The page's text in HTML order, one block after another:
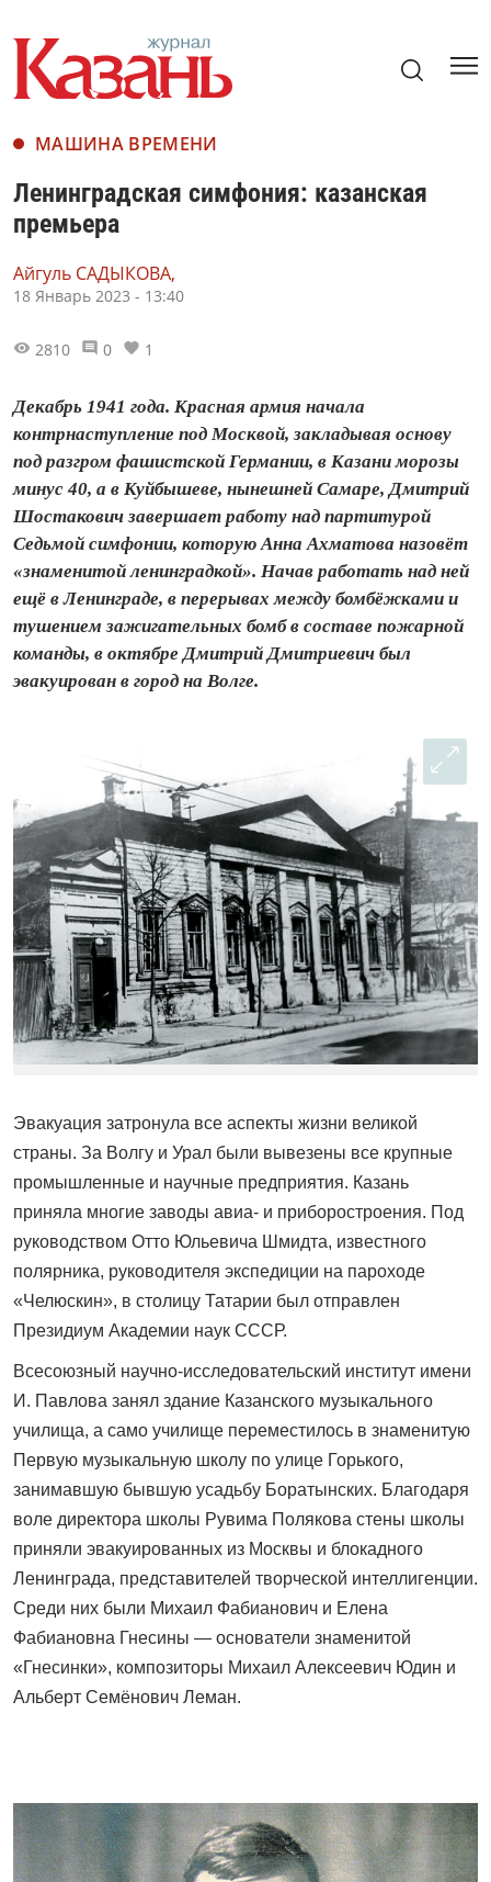
МАШИНА ВРЕМЕНИ
Ленинградская симфония: казанская
премьера
Айгуль САДЫКОВА,
18 Январь 2023 - 13:40
2810 0 1
Декабрь 1941 года. Красная армия начала
контрнаступление под Москвой, закладывая основу
под разгром фашистской Германии, в Казани морозы
минус 40, а в Куйбышеве, нынешней Самаре, Дмитрий
Шостакович завершает работу над партитурой
Седьмой симфонии, которую Анна Ахматова назовёт
«знаменитой ленинградкой». Начав работать над ней
ещё в Ленинграде, в перерывах между бомбёжками и
тушением зажигательных бомб в составе пожарной
команды, в октябре Дмитрий Дмитриевич был
эвакуирован в город на Волге.
Эвакуация затронула все аспекты жизни великой
страны. За Волгу и Урал были вывезены все крупные
промышленные и научные предприятия. Казань
приняла многие заводы авиа- и приборостроения. Под
руководством Отто Юльевича Шмидта, известного
полярника, руководителя экспедиции на пароходе
«Челюскин», в столицу Татарии был отправлен
Президиум Академии наук СССР.
Всесоюзный научно-исследовательский институт имени
И. Павлова занял здание Казанского музыкального
училища, а само училище переместилось в знаменитую
Первую музыкальную школу по улице Горького,
занимавшую бывшую усадьбу Боратынских. Благодаря
воле директора школы Рувима Полякова стены школы
приняли эвакуированных из Москвы и блокадного
Ленинграда, представителей творческой интеллигенции.
Среди них были Михаил Фабианович и Елена
Фабиановна Гнесины — основатели знаменитой
«Гнесинки», композиторы Михаил Алексеевич Юдин и
Альберт Семёнович Леман.